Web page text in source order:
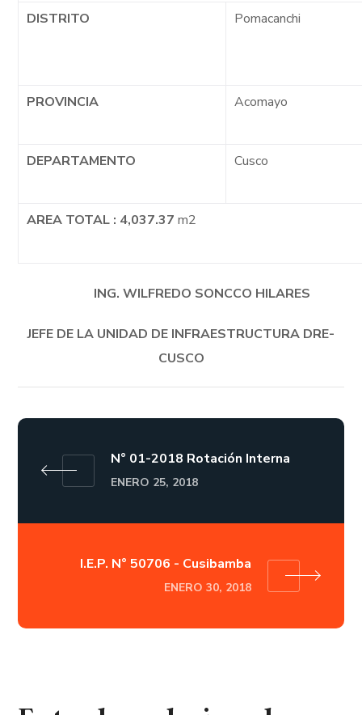
DISTRITO Pomacanchi
PROVINCIA Acomayo
DEPARTAMENTO Cusco
AREA TOTAL : 4,037.37 m2
ING. WILFREDO SONCCO HILARES
JEFE DE LA UNIDAD DE INFRAESTRUCTURA DRE-
CUSCO
N° 01-2018 Rotación Interna
ENERO 25, 2018
I.E.P. N° 50706 - Cusibamba
ENERO 30, 2018